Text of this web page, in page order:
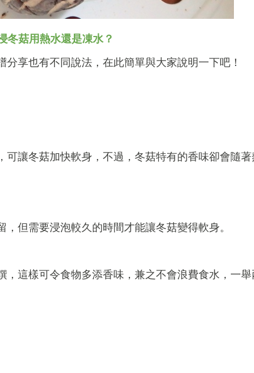
冬菇用熱水還是凍水？
享也有不同說法，在此簡單與大家說明一下吧！
可讓冬菇加快軟身，不過，冬菇特有的香味卻會隨
但需要浸泡較久的時間才能讓冬菇變得軟身。
，這樣可令食物多添香味，兼之不會浪費食水，一